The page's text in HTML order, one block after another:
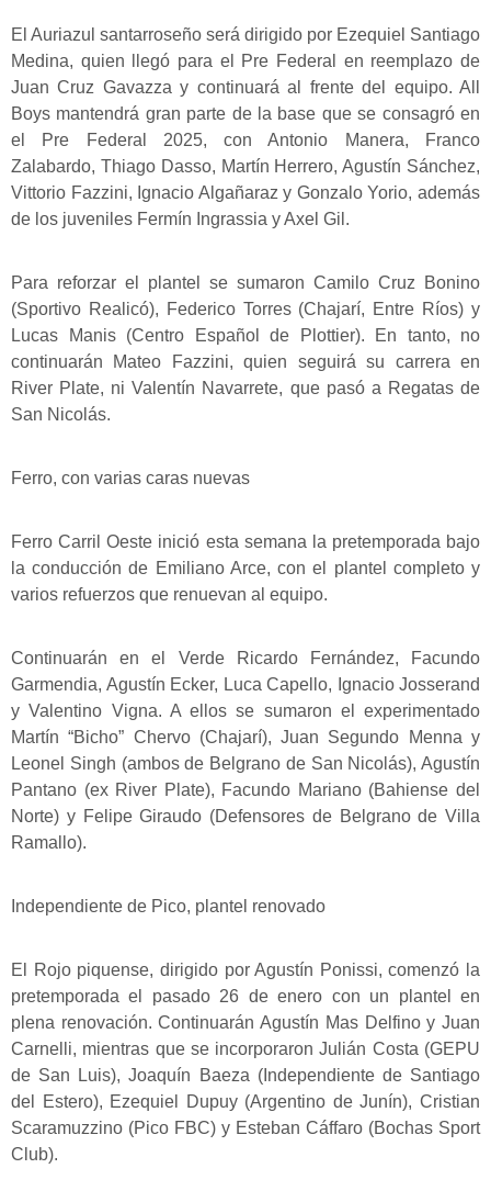
El Auriazul santarroseño será dirigido por Ezequiel Santiago
Medina, quien llegó para el Pre Federal en reemplazo de
Juan Cruz Gavazza y continuará al frente del equipo. All
Boys mantendrá gran parte de la base que se consagró en
el Pre Federal 2025, con Antonio Manera, Franco
Zalabardo, Thiago Dasso, Martín Herrero, Agustín Sánchez,
Vittorio Fazzini, Ignacio Algañaraz y Gonzalo Yorio, además
de los juveniles Fermín Ingrassia y Axel Gil.
Para reforzar el plantel se sumaron Camilo Cruz Bonino
(Sportivo Realicó), Federico Torres (Chajarí, Entre Ríos) y
Lucas Manis (Centro Español de Plottier). En tanto, no
continuarán Mateo Fazzini, quien seguirá su carrera en
River Plate, ni Valentín Navarrete, que pasó a Regatas de
San Nicolás.
Ferro, con varias caras nuevas
Ferro Carril Oeste inició esta semana la pretemporada bajo
la conducción de Emiliano Arce, con el plantel completo y
varios refuerzos que renuevan al equipo.
Continuarán en el Verde Ricardo Fernández, Facundo
Garmendia, Agustín Ecker, Luca Capello, Ignacio Josserand
y Valentino Vigna. A ellos se sumaron el experimentado
Martín “Bicho” Chervo (Chajarí), Juan Segundo Menna y
Leonel Singh (ambos de Belgrano de San Nicolás), Agustín
Pantano (ex River Plate), Facundo Mariano (Bahiense del
Norte) y Felipe Giraudo (Defensores de Belgrano de Villa
Ramallo).
Independiente de Pico, plantel renovado
El Rojo piquense, dirigido por Agustín Ponissi, comenzó la
pretemporada el pasado 26 de enero con un plantel en
plena renovación. Continuarán Agustín Mas Delfino y Juan
Carnelli, mientras que se incorporaron Julián Costa (GEPU
de San Luis), Joaquín Baeza (Independiente de Santiago
del Estero), Ezequiel Dupuy (Argentino de Junín), Cristian
Scaramuzzino (Pico FBC) y Esteban Cáffaro (Bochas Sport
Club).